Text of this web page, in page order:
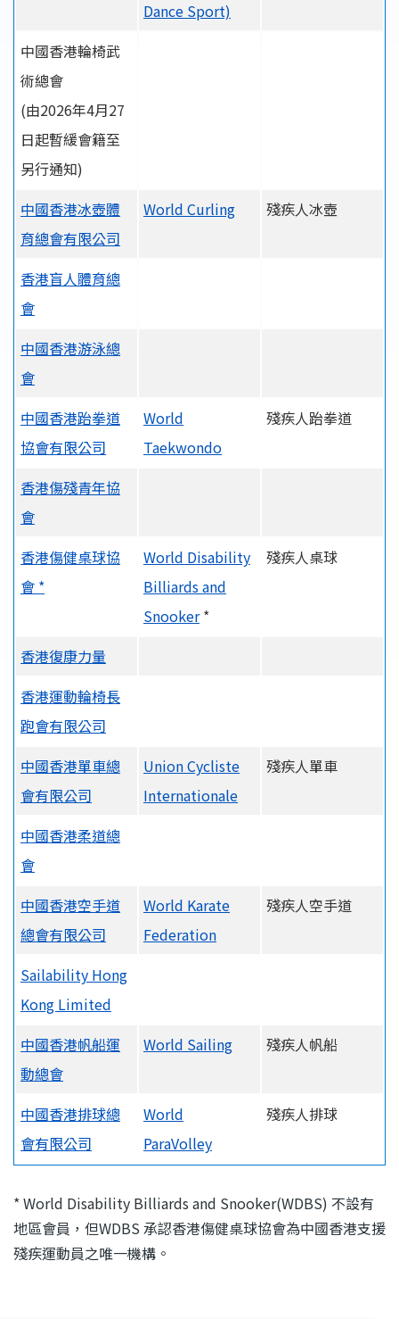
Dance Sport)
中國香港輪椅武
術總會
(由2026年4月27
日起暫緩會籍至
另行通知)
中國香港冰壺體
育總會有限公司
World Curling 殘疾人冰壺
香港盲人體育總
會
中國香港游泳總
會
中國香港跆拳道
協會有限公司
World
Taekwondo
殘疾人跆拳道
香港傷殘青年協
會
香港傷健桌球協
會 *
World Disability
Billiards and
Snooker*
殘疾人桌球
香港復康力量
香港運動輪椅長
跑會有限公司
中國香港單車總
會有限公司
Union Cycliste
Internationale
殘疾人單車
中國香港柔道總
會
中國香港空手道
總會有限公司
World Karate
Federation
殘疾人空手道
Sailability Hong
Kong Limited
中國香港帆船運
動總會
World Sailing 殘疾人帆船
中國香港排球總
會有限公司
World
ParaVolley
殘疾人排球
* World Disability Billiards and Snooker(WDBS) 不設有
地區會員，但WDBS 承認香港傷健桌球協會為中國香港支援
殘疾運動員之唯一機構。